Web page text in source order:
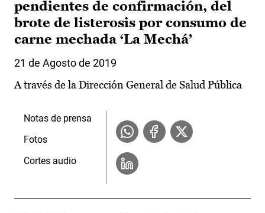
pendientes de confirmación, del
brote de listerosis por consumo de
carne mechada ‘La Mechá’
21 de Agosto de 2019
A través de la Dirección General de Salud Pública
Notas de prensa
Fotos
Cortes audio